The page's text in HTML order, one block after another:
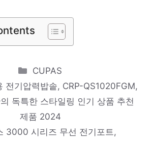
추천 제품 2024
청소기 S8 Pro Ultra, 화이트
품 2024
인치) 공업용 업소용 대형 선
풍기 SIF-K3000
못 사요! 인기 상품 추천 제품
Categories
CUPAS
전기압력밥솥, CRP-QS1020FGM,
독특한 스타일링 인기 상품 추천
제품 2024
3000 시리즈 무선 전기포트,